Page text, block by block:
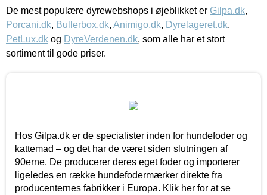
De mest populære dyrewebshops i øjeblikket er Gilpa.dk,
Porcani.dk, Bullerbox.dk, Animigo.dk, Dyrelageret.dk,
PetLux.dk og DyreVerdenen.dk, som alle har et stort
sortiment til gode priser.
Hos Gilpa.dk er de specialister inden for hundefoder og
kattemad – og det har de været siden slutningen af
90erne. De producerer deres eget foder og importerer
ligeledes en række hundefodermærker direkte fra
producenternes fabrikker i Europa. Klik her for at se